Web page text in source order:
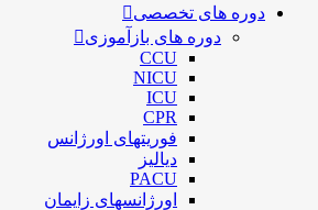
دوره های تخصصی
دوره های بازآموزی
CCU
NICU
ICU
CPR
فوریتهای اورژانس
دیالیز
PACU
اورژانسهای زایمان